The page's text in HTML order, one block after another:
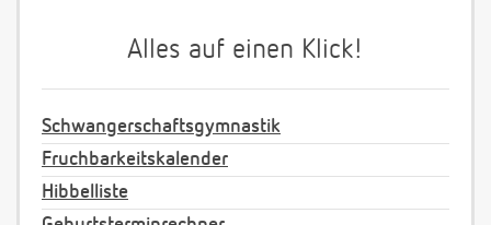
Alles auf einen Klick!
Schwangerschaftsgymnastik
Fruchbarkeitskalender
Hibbelliste